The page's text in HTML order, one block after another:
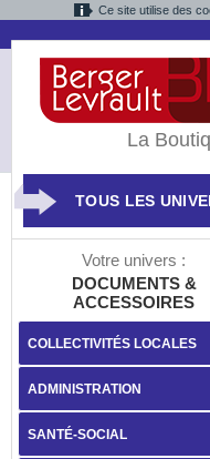
Ce site utilise des
La
TOUS LES
Votre univers :
DOCUMENTS &
ACCESSOIRES
COLLECTIVITÉS LOCALES
ADMINISTRATION
SANTÉ-SOCIAL